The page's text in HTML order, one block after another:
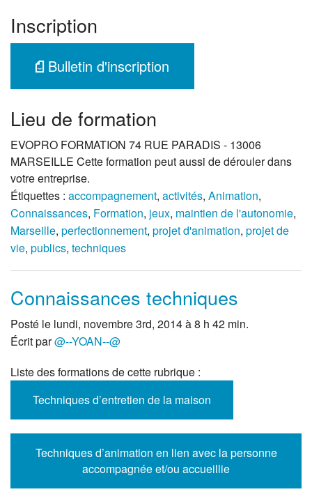
Inscription
Bulletin d'inscription
Lieu de formation
EVOPRO FORMATION 74 RUE PARADIS - 13006
MARSEILLE Cette formation peut aussi de dérouler dans
votre entreprise.
Étiquettes : accompagnement, activités, Animation,
Connaissances, Formation, jeux, maintien de l'autonomie,
Marseille, perfectionnement, projet d'animation, projet de
vie, publics, techniques
Connaissances techniques
Posté le lundi, novembre 3rd, 2014 à 8 h 42 min.
Écrit par@--YOAN--@
Liste des formations de cette rubrique :
Techniques d’entretien de la maison
Techniques d’animation en lien avec la personne
accompagnée et/ou accueillie